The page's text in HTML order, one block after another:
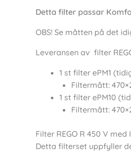
Detta filter passar
OBS! Se måtten på det
Leveransen av filter
1 st filter ePM1
Filtermått:
1 st filter ePM10
Filtermått:
Filter REGO R 450 V med
Detta filterset uppfyller